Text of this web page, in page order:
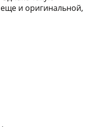
и оригинальной,